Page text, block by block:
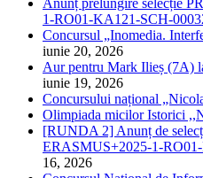
Anunț prelungire selecție
1-RO01-KA121-SCH-
Concursul „Inomedia.
iunie 20, 2026
Aur pentru Mark Ilieș (7A)
iunie 19, 2026
Concursului național
Olimpiada micilor Istorici
[RUNDA 2] Anunț de
ERASMUS+2025-1-
16, 2026